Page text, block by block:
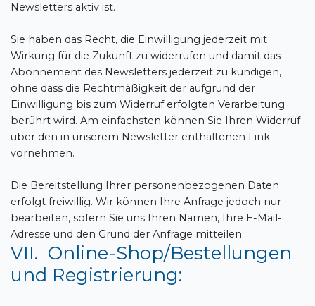
Newsletters aktiv ist.
Sie haben das Recht, die Einwilligung jederzeit mit
Wirkung für die Zukunft zu widerrufen und damit das
Abonnement des Newsletters jederzeit zu kündigen,
ohne dass die Rechtmäßigkeit der aufgrund der
Einwilligung bis zum Widerruf erfolgten Verarbeitung
berührt wird. Am einfachsten können Sie Ihren Widerruf
über den in unserem Newsletter enthaltenen Link
vornehmen.
Die Bereitstellung Ihrer personenbezogenen Daten
erfolgt freiwillig. Wir können Ihre Anfrage jedoch nur
bearbeiten, sofern Sie uns Ihren Namen, Ihre E-Mail-
Adresse und den Grund der Anfrage mitteilen.
VII. Online-Shop/Bestellungen
und Registrierung: